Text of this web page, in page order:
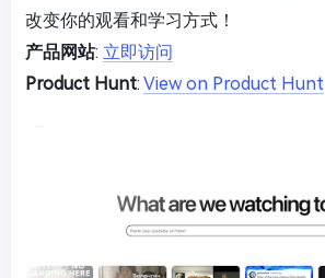
改变你的观看和学习方式！
产品网站: 立即访问
Product Hunt: View on Product Hunt